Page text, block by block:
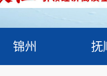
锦州 抚